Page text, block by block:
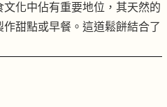
化中佔有重要地位，其天然的
甜點或早餐。這道鬆餅結合了